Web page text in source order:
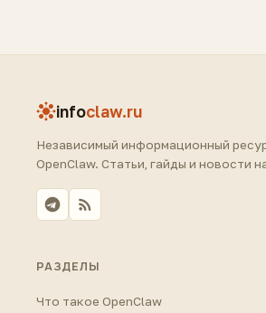
infoclaw.ru
Независимый информационный
OpenClaw. Статьи, гайды и новости
РАЗДЕЛЫ
Что такое OpenClaw